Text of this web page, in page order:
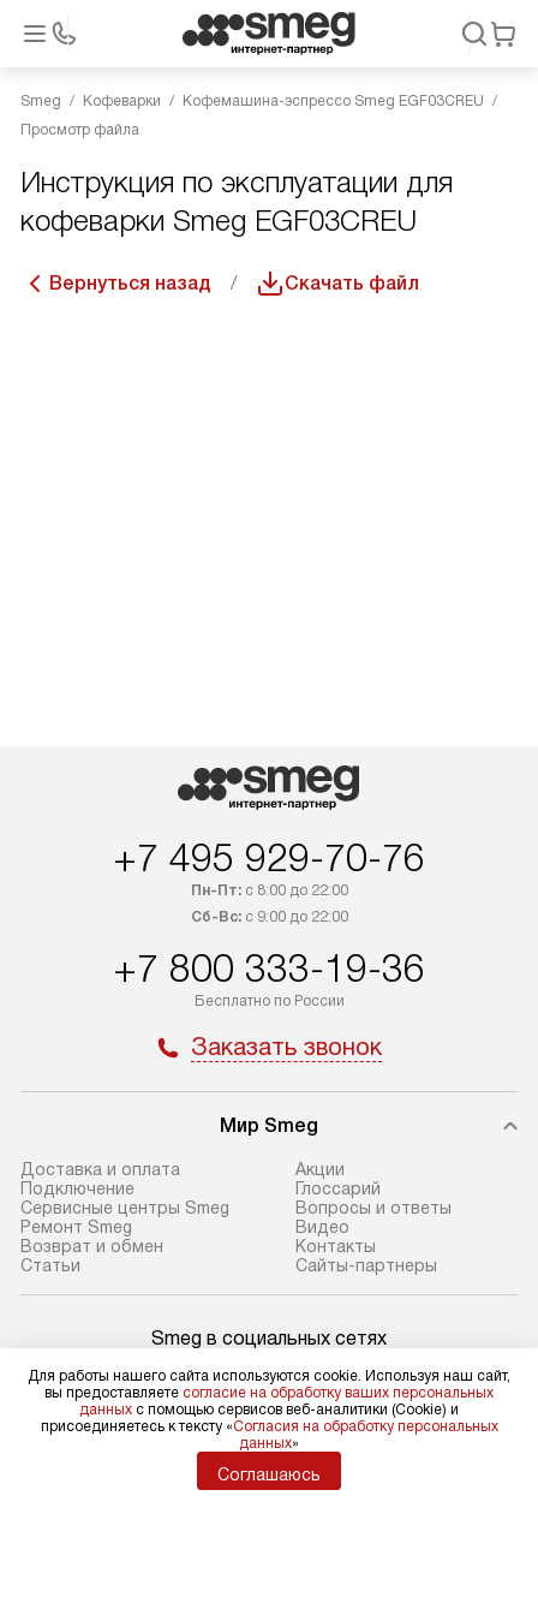
Smeg Кофеварки
Кофемашина-эспрессо Smeg EGF03CREU
Просмотр файла
Инструкция по эксплуатации для
кофеварки Smeg EGF03CREU
Вернуться назад Скачать файл
+7 495 929-70-76
Пн-Пт:с 8:00 до 22:00
Сб-Вс:с 9:00 до 22:00
+7 800 333-19-36
Бесплатно по России
Заказать звонок
Мир Smeg
Доставка и оплата
Подключение
Сервисные центры Smeg
Ремонт Smeg
Возврат и обмен
Статьи
Акции
Глоссарий
Вопросы и ответы
Видео
Контакты
Сайты-партнеры
Smeg в социальных сетях
Для физических лиц
shop@sm-rus.ru
Для юридических лиц
Для работы нашего сайта используются cookie. Используя наш сайт,
вы предоставляете согласие на обработку ваших персональных
данных с помощью сервисов веб-аналитики (Cookie) и
присоединяетесь к тексту «Согласия на обработку персональных
данных»
Соглашаюсь